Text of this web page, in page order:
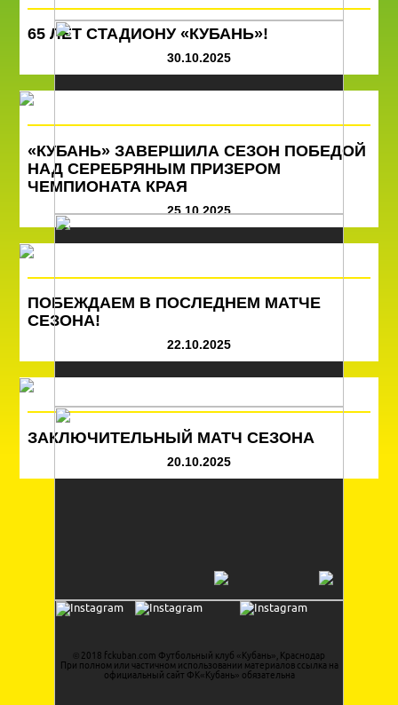
65 ЛЕТ СТАДИОНУ «КУБАНЬ»!
30.10.2025
«КУБАНЬ» ЗАВЕРШИЛА СЕЗОН ПОБЕДОЙ
НАД СЕРЕБРЯНЫМ ПРИЗЕРОМ
ЧЕМПИОНАТА КРАЯ
25.10.2025
ПОБЕЖДАЕМ В ПОСЛЕДНЕМ МАТЧЕ
СЕЗОНА!
22.10.2025
ЗАКЛЮЧИТЕЛЬНЫЙ МАТЧ СЕЗОНА
20.10.2025
© 2018 fckuban.com Футбольный клуб «Кубань», Краснодар
При полном или частичном использовании материалов ссылка на
официальный сайт ФК«Кубань» обязательна